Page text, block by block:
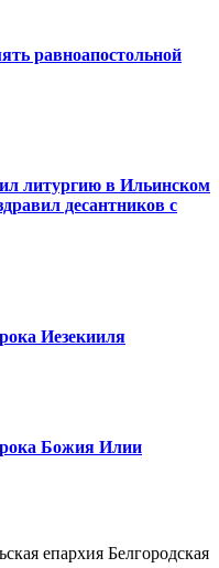
равноапостольной
литургию в Ильинском
десантников с
Иезекииля
Божия Илии
епархия Белгородская